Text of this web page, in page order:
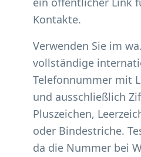
Kontakte.
Verwenden Sie im
vollständige
Telefonnummer mit
und ausschließlich
Pluszeichen,
oder Bindestriche.
da die Nummer bei